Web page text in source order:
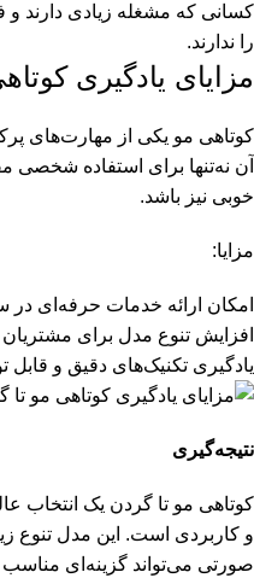
کسانی که مشغله زیادی دارند
را ندارند.
مزایای یادگیری
کوتاهی مو یکی از مهارت‌های
آن نه‌تنها برای استفاده شخصی
خوبی نیز باشد.
مزایا:
امکان ارائه خدمات حرفه‌ای در
افزایش تنوع مدل برای مشتریان
یادگیری تکنیک‌های دقیق و قابل
نتیجه‌گیری
کوتاهی مو تا گردن یک انتخاب
و کاربردی است. این مدل تنوع
صورتی می‌تواند گزینه‌ای